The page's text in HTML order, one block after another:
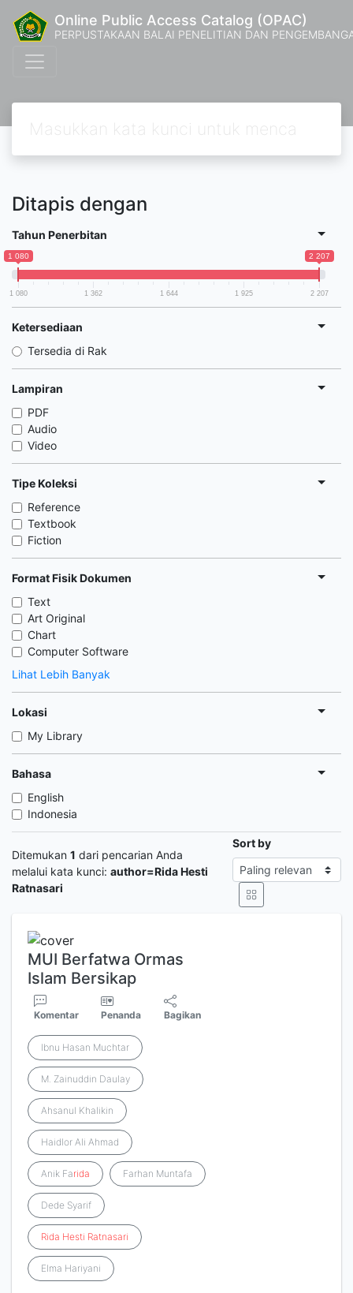
Online Public Access Catalog (OPAC)
PERPUSTAKAAN BALAI PENELITIAN DAN
Ditapis dengan
Tahun Penerbitan
1 080 2 207
1 080 1 362 1 644 1 925 2 207
Ketersediaan
Tersedia di Rak
Lampiran
PDF
Audio
Video
Tipe Koleksi
Reference
Textbook
Fiction
Format Fisik Dokumen
Text
Art Original
Chart
Computer Software
Lihat Lebih Banyak
Lokasi
My Library
Bahasa
English
Indonesia
Ditemukan 1 dari pencarian Anda
melalui kata kunci: author=Rida Hesti
Ratnasari
Sort by
MUI Berfatwa Ormas
Islam Bersikap
Komentar Penanda Bagikan
Ibnu Hasan Muchtar
M. Zainuddin Daulay
Ahsanul Khalikin
Haidlor Ali Ahmad
Anik Farida Farhan Muntafa
Dede Syarif
Rida Hesti Ratnasari
Elma Hariyani